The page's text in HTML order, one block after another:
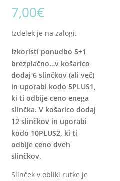
7,00€
Izdelek je na zalogi.
Izkoristi ponudbo 5+1
brezplačno…v košarico
dodaj 6 slinčkov (ali več)
in uporabi kodo 5PLUS1,
ki ti odbije ceno enega
slinčka. V košarico dodaj
12 slinčkov in uporabi
kodo 10PLUS2, ki ti
odbije ceno dveh
slinčkov.
Slinček v obliki rutke je